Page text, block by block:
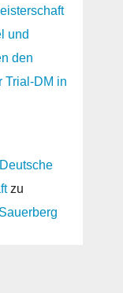
und
den
Trial-DM in
zu